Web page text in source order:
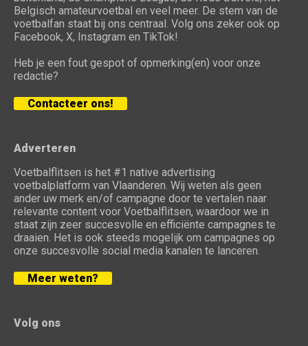
Belgisch amateurvoetbal en veel meer. De stem van de
voetbalfan staat bij ons centraal. Volg ons zeker ook op
Facebook, X, Instagram en TikTok!
Heb je een fout gespot of opmerking(en) voor onze
redactie?
Contacteer ons!
Adverteren
Voetbalflitsen is het #1 native advertising
voetbalplatform van Vlaanderen. Wij weten als geen
ander uw merk en/of campagne door te vertalen naar
relevante content voor Voetbalflitsen, waardoor we in
staat zijn zeer succesvolle en efficiënte campagnes te
draaien. Het is ook steeds mogelijk om campagnes op
onze succesvolle social media kanalen te lanceren.
Meer weten?
Volg ons